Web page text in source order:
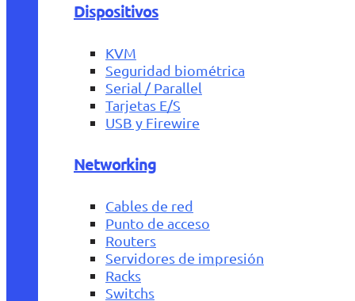
Dispositivos
KVM
Seguridad biométrica
Serial / Parallel
Tarjetas E/S
USB y Firewire
Networking
Cables de red
Punto de acceso
Routers
Servidores de impresión
Racks
Switchs